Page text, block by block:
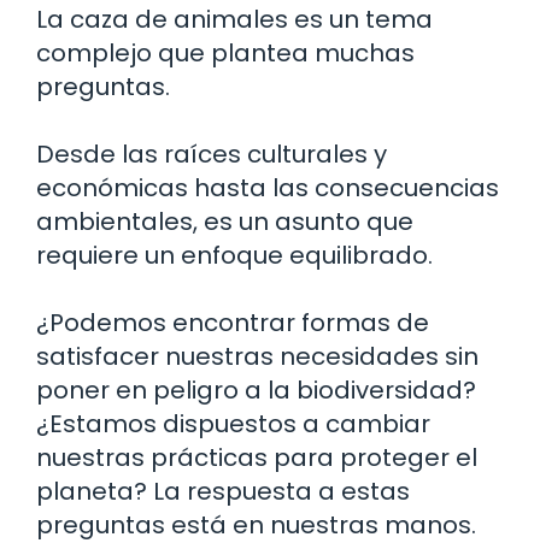
La caza de animales es un tema
complejo que plantea muchas
preguntas.
Desde las raíces culturales y
económicas hasta las consecuencias
ambientales, es un asunto que
requiere un enfoque equilibrado.
¿Podemos encontrar formas de
satisfacer nuestras necesidades sin
poner en peligro a la biodiversidad?
¿Estamos dispuestos a cambiar
nuestras prácticas para proteger el
planeta? La respuesta a estas
preguntas está en nuestras manos.